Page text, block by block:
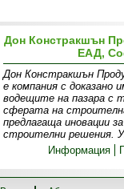
Дон Констракшън
ЕАД,
Дон Констракшън
е компания с доказано
водещите на пазара с
сферата на
предлагаща иновации
строителни решения.
Информация